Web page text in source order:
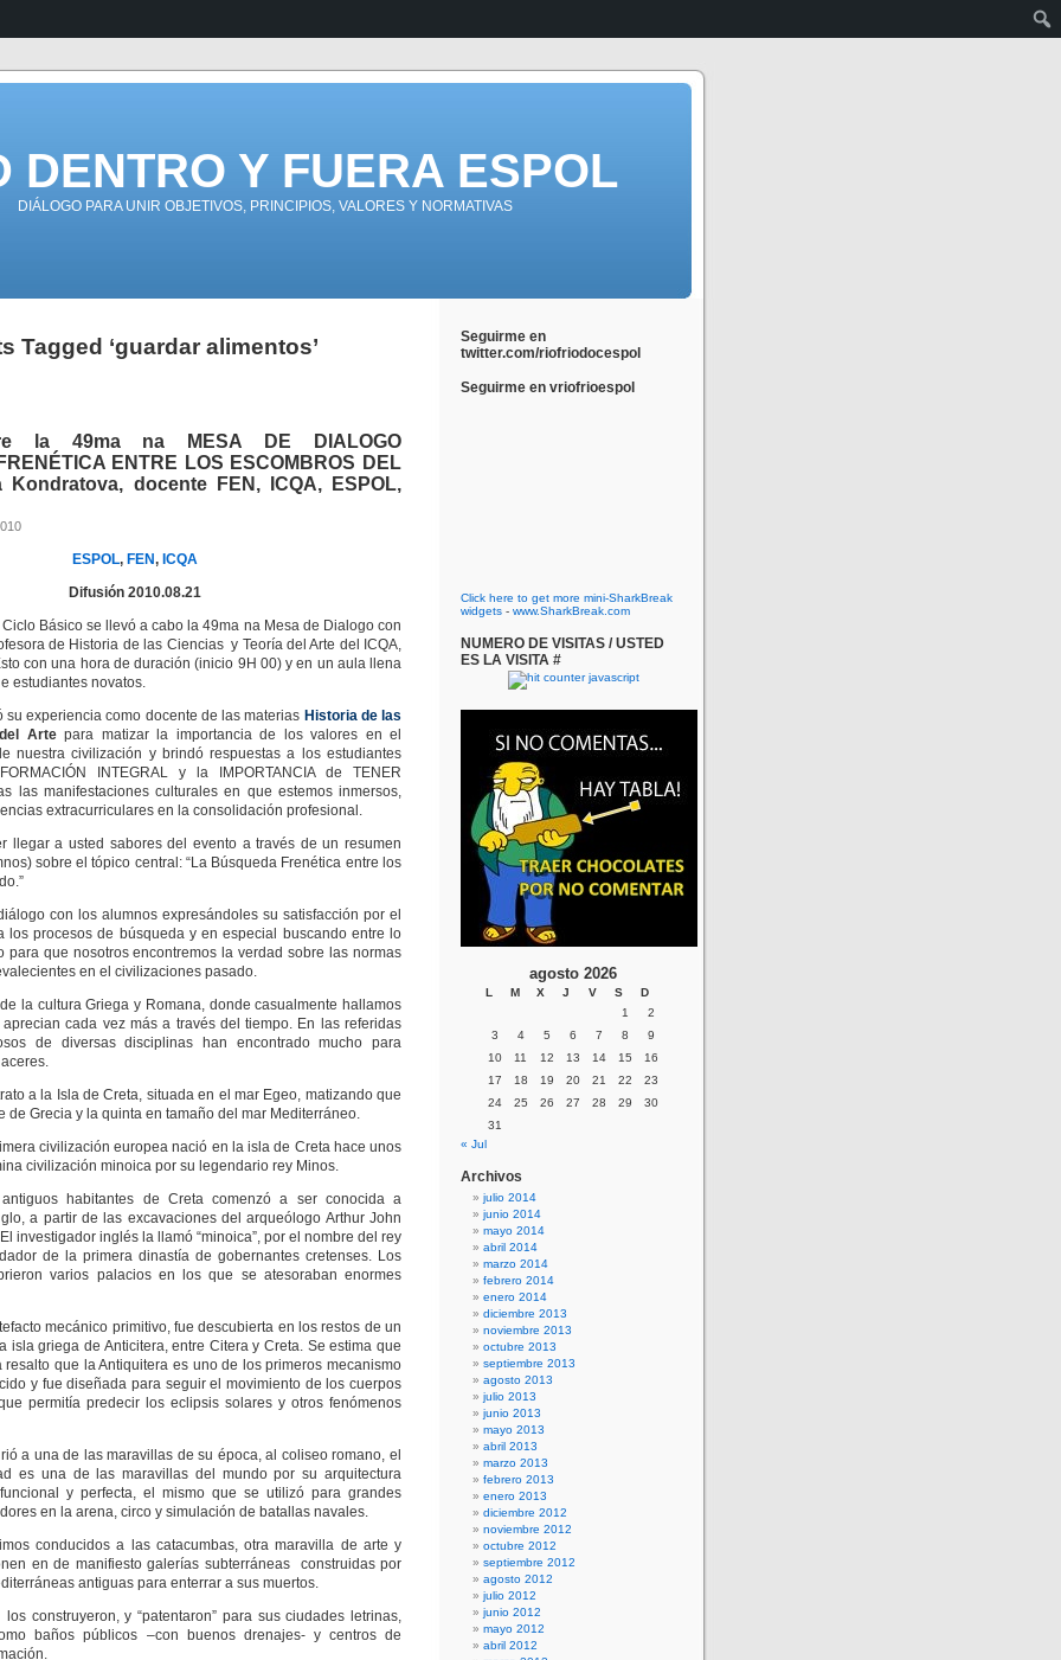
DENTRO Y FUERA ESPOL
DIÁLOGO PARA UNIR OBJETIVOS, PRINCIPIOS, VALORES Y NORMATIVAS
Tagged ‘guardar alimentos’
la 49ma na MESA DE DIALOGO
ENTRE LOS ESCOMBROS DEL
Kondratova, docente FEN, ICQA, ESPOL,
ESPOL, FEN, ICQA
Difusión 2010.08.21
Básico se llevó a cabo la 49ma na Mesa de Dialogo con
de Historia de las Ciencias y Teoría del Arte del ICQA,
con una hora de duración (inicio 9H 00) y en un aula llena
estudiantes novatos.
su experiencia como docente de las materias Historia de las
Artepara matizar la importancia de los valores en el
nuestra civilización y brindó respuestas a los estudiantes
INTEGRAL y la IMPORTANCIA de TENER
las manifestaciones culturales en que estemos inmersos,
extracurriculares en la consolidación profesional.
llegar a usted sabores del evento a través de un resumen
sobre el tópico central: “La Búsqueda Frenética entre los
con los alumnos expresándoles su satisfacción por el
los procesos de búsqueda y en especial buscando entre lo
para que nosotros encontremos la verdad sobre las normas
en el civilizaciones pasado.
la cultura Griega y Romana, donde casualmente hallamos
cada vez más a través del tiempo. En las referidas
de diversas disciplinas han encontrado mucho para
a la Isla de Creta, situada en el mar Egeo, matizando que
de Grecia y la quinta en tamaño del mar Mediterráneo.
civilización europea nació en la isla de Creta hace unos
civilización minoica por su legendario rey Minos.
habitantes de Creta comenzó a ser conocida a
a partir de las excavaciones del arqueólogo Arthur John
investigador inglés la llamó “minoica”, por el nombre del rey
de la primera dinastía de gobernantes cretenses. Los
varios palacios en los que se atesoraban enormes
mecánico primitivo, fue descubierta en los restos de un
isla griega de Anticitera, entre Citera y Creta. Se estima que
que la Antiquitera es uno de los primeros mecanismo
y fue diseñada para seguir el movimiento de los cuerpos
permitía predecir los eclipsis solares y otros fenómenos
a una de las maravillas de su época, al coliseo romano, el
es una de las maravillas del mundo por su arquitectura
y perfecta, el mismo que se utilizó para grandes
en la arena, circo y simulación de batallas navales.
conducidos a las catacumbas, otra maravilla de arte y
en de manifiesto galerías subterráneas construidas por
antiguas para enterrar a sus muertos.
construyeron, y “patentaron” para sus ciudades letrinas,
baños públicos –con buenos drenajes- y centros de
Seguirme en
twitter.com/riofriodocespol
Seguirme en vriofrioespol
Click here to get more mini-SharkBreak
widgets - www.SharkBreak.com
NUMERO DE VISITAS / USTED
ES LA VISITA #
agosto 2026
L M X J V S
D
1
2
3
4 5 6 7 8
9
10
11 12 13 14 15
16
17
18 19 20 21 22
23
24
25 26 27 28 29
30
31
« Jul
Archivos
julio 2014
junio 2014
mayo 2014
abril 2014
marzo 2014
febrero 2014
enero 2014
diciembre 2013
noviembre 2013
octubre 2013
septiembre 2013
agosto 2013
julio 2013
junio 2013
mayo 2013
abril 2013
marzo 2013
febrero 2013
enero 2013
diciembre 2012
noviembre 2012
octubre 2012
septiembre 2012
agosto 2012
julio 2012
junio 2012
mayo 2012
abril 2012